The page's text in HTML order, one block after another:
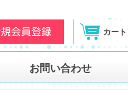
カート
お問い合わせ